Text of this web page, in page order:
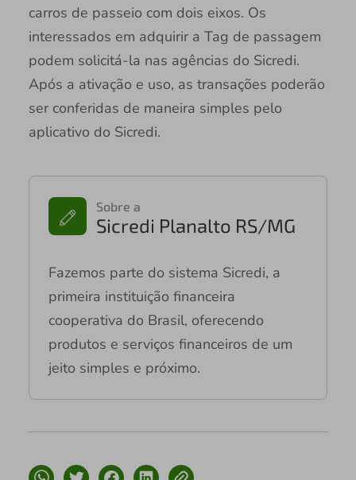
carros de passeio com dois eixos. Os
interessados em adquirir a Tag de passagem
podem solicitá-la nas agências do Sicredi.
Após a ativação e uso, as transações poderão
ser conferidas de maneira simples pelo
aplicativo do Sicredi.
Sobre a
Sicredi Planalto RS/MG
Fazemos parte do sistema Sicredi, a
primeira instituição financeira
cooperativa do Brasil, oferecendo
produtos e serviços financeiros de um
jeito simples e próximo.